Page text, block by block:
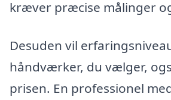
kræver præcise målinger
Desuden vil
håndværker, du vælger,
prisen. En professionel